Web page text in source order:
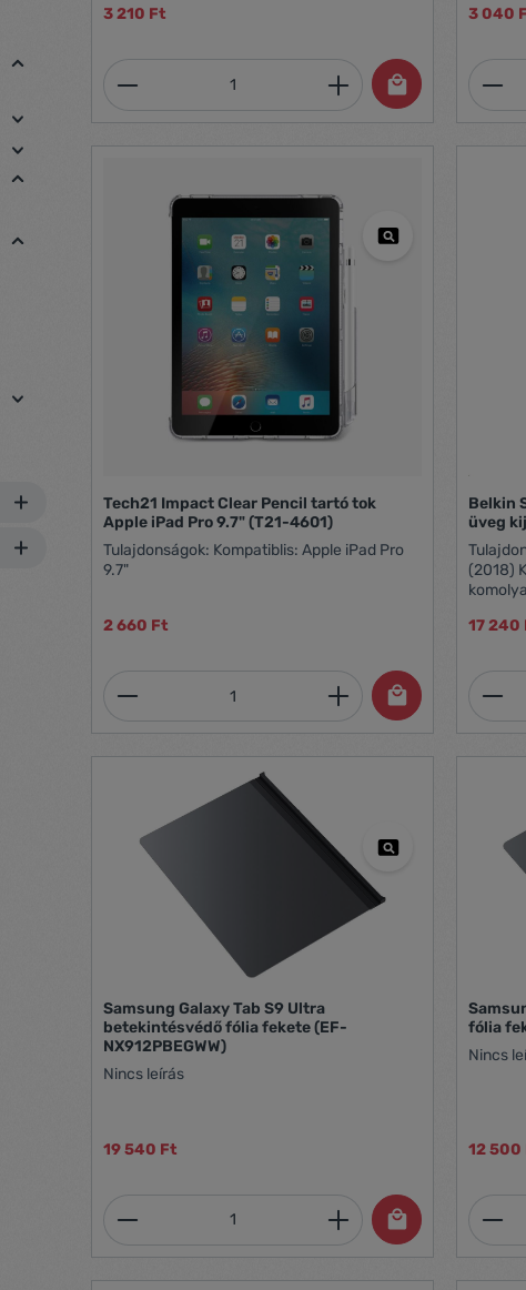
3 210 Ft
Termékmennyiség: Adja meg a
3 040
Tech21 Impact Clear Pencil tartó tok
Apple iPad Pro 9.7" (T21-4601)
Tulajdonságok: Kompatiblis: Apple iPad Pro
9.7"
2 660 Ft
Termékmennyiség: Adja meg a
Belkin
üveg
Tulajdonságok:
(2018)
17 240
Samsung Galaxy Tab S9 Ultra
betekintésvédő fólia fekete (EF-
NX912PBEGWW)
Nincs leírás
19 540 Ft
Termékmennyiség: Adja meg a
fólia
Nincs
12 500